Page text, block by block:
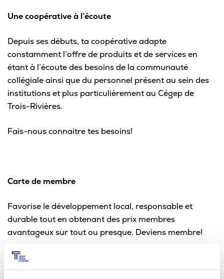
Une coopérative à l’écoute
Depuis ses débuts, ta coopérative adapte
constamment l’offre de produits et de services en
étant à l’écoute des besoins de la communauté
collégiale ainsi que du personnel présent au sein des
institutions et plus particulièrement au Cégep de
Trois-Rivières.
Fais-nous connaitre tes besoins!
Carte de membre
Favorise le développement local, responsable et
durable tout en obtenant des prix membres
avantageux sur tout ou presque. Deviens membre!
Valide dans toutes les succursales de Coopsco
Trois-Rivières (4 institutions)